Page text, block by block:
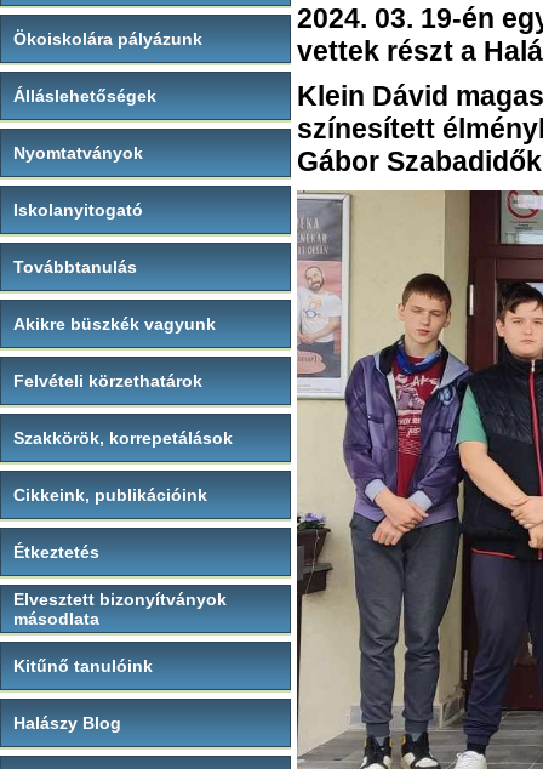
Ökoiskolára pályázunk
Álláslehetőségek
Nyomtatványok
Iskolanyitogató
Továbbtanulás
Akikre büszkék vagyunk
Felvételi körzethatárok
Szakkörök, korrepetálások
Cikkeink, publikációink
Étkeztetés
Elvesztett bizonyítványok
másodlata
Kitűnő tanulóink
Halászy Blog
2024. 03. 19-én
vettek részt a
Klein Dávid
színesített
Gábor